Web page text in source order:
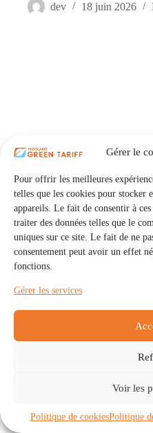
Gérer le
Pour offrir les meilleures
telles que les cookies pour stocker
appareils. Le fait de consentir à
traiter des données telles que le
uniques sur ce site. Le fait de ne
consentement peut avoir un effet
fonctions.
Gérer les services
Voir les
Politique de cookiesPolitique
dev 18 juin 2026
Communautés
À
Politique de